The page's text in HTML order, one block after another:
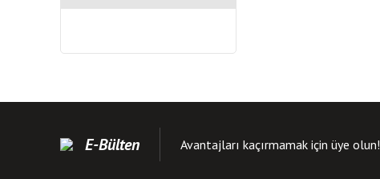
E-Bülten Avantajları kaçırmamak için üye olun!